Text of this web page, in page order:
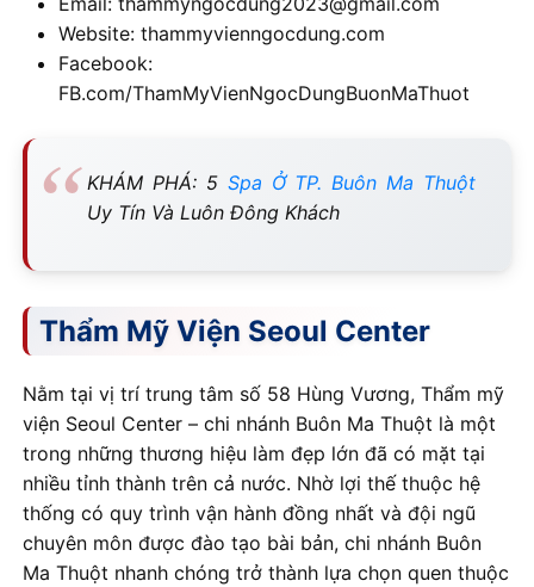
Website: thammyvienngocdung.com
Facebook:
FB.com/ThamMyVienNgocDungBuonMaThuot
KHÁM PHÁ: 5 Spa Ở TP. Buôn Ma Thuột
Uy Tín Và Luôn Đông Khách
Thẩm Mỹ Viện Seoul Center
Nằm tại vị trí trung tâm số 58 Hùng Vương, Thẩm mỹ
viện Seoul Center – chi nhánh Buôn Ma Thuột là một
trong những thương hiệu làm đẹp lớn đã có mặt tại
nhiều tỉnh thành trên cả nước. Nhờ lợi thế thuộc hệ
thống có quy trình vận hành đồng nhất và đội ngũ
chuyên môn được đào tạo bài bản, chi nhánh Buôn
Ma Thuột nhanh chóng trở thành lựa chọn quen thuộc